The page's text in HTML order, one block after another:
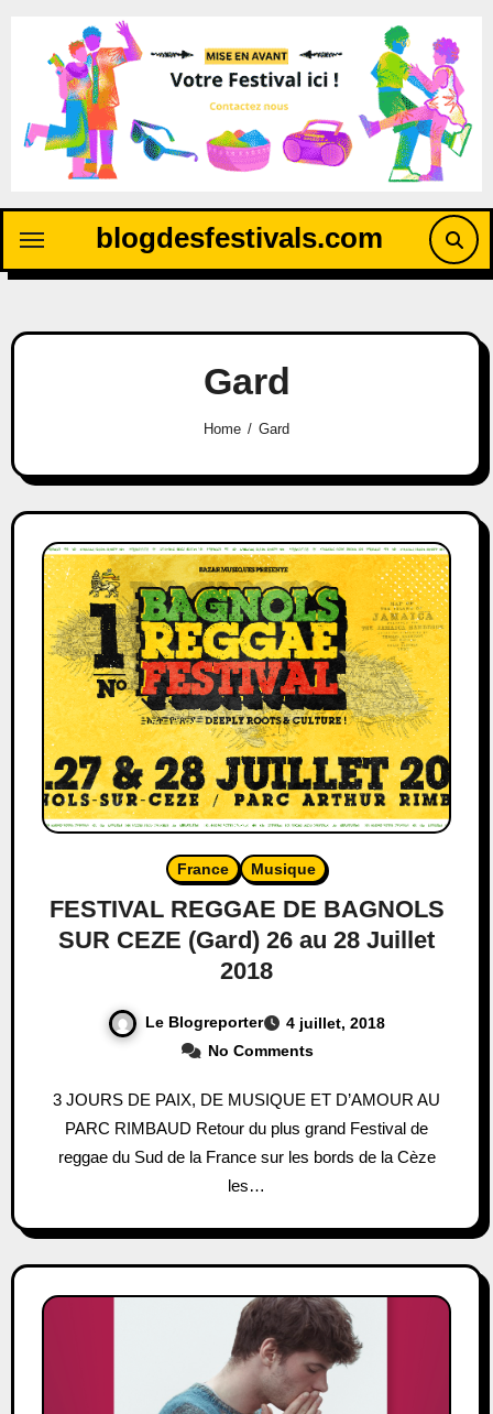
blogdesfestivals.com
Gard
Home Gard
France Musique
FESTIVAL REGGAE DE BAGNOLS
SUR CEZE (Gard) 26 au 28 Juillet
2018
Le Blogreporter
4 juillet, 2018
No Comments
3 JOURS DE PAIX, DE MUSIQUE ET D’AMOUR AU
PARC RIMBAUD Retour du plus grand Festival de
reggae du Sud de la France sur les bords de la Cèze
les…